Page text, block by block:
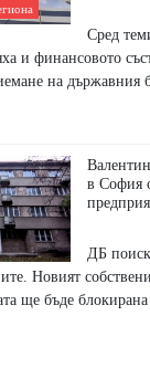
Сред
и финансовото
на държавния
в София
ДБ
Новият
ще бъде блокирана